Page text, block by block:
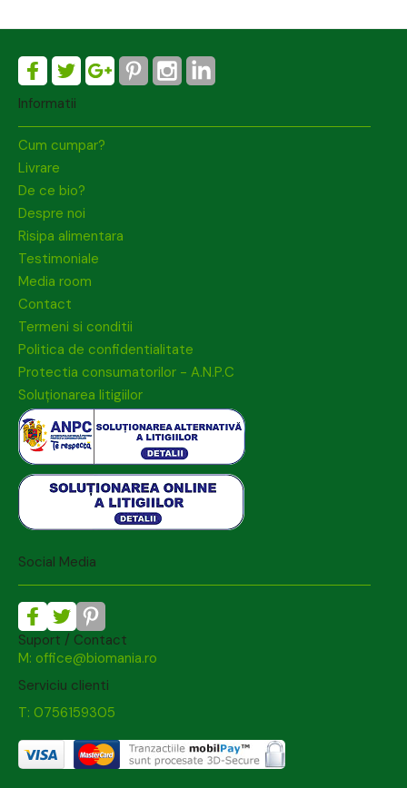
Informatii
Cum cumpar?
Livrare
De ce bio?
Despre noi
Risipa alimentara
Testimoniale
Media room
Contact
Termeni si conditii
Politica de confidentialitate
Protectia consumatorilor - A.N.P.C
Soluționarea litigiilor
Social Media
Suport / Contact
M: office@biomania.ro
Serviciu clienti
T: 0756159305